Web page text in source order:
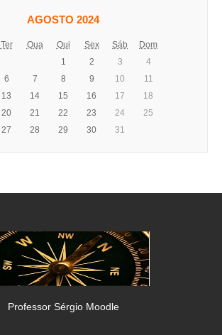
AGOSTO 2024
Ter Qua Qui Sex Sáb
Dom
1
2 3
4
6 7 8 9 10
11
13 14 15 16 17
18
20 21 22 23 24
25
27 28 29 30 31
Professor Sérgio Moodle